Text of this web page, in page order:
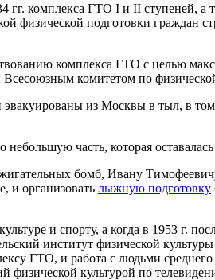
комплекса ГТО I и II ступеней, а
физической подготовки граждан
комплекса ГТО с целью
комитетом по
из Москвы в тыл, в
часть, которая
бомб, Ивану
и организовать лыжную подготовку
и спорту, а когда в 1953 г.
институт физической
ГТО, и работа с людьми
физической культурой по